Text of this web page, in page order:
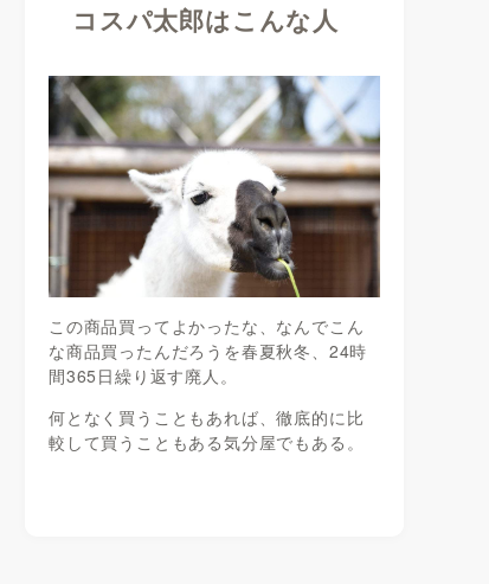
コスパ太郎はこんな人
この商品買ってよかったな、なんでこん
な商品買ったんだろうを春夏秋冬、24時
間365日繰り返す廃人。
何となく買うこともあれば、徹底的に比
較して買うこともある気分屋でもある。